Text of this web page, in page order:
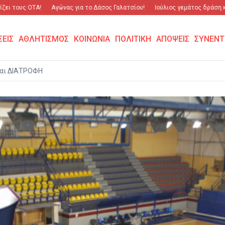
ΟΤΑ! Αγώνας για το Δάσος Γαλατσίου! Ιούλιος γεμάτος δράση και
ΑΘΛΗΤΙΣΜΟΣ ΚΟΙΝΩΝΙΑ ΠΟΛΙΤΙΚΗ ΑΠΟΨΕΙΣ
ΔΙΑΤΡΟΦΗ